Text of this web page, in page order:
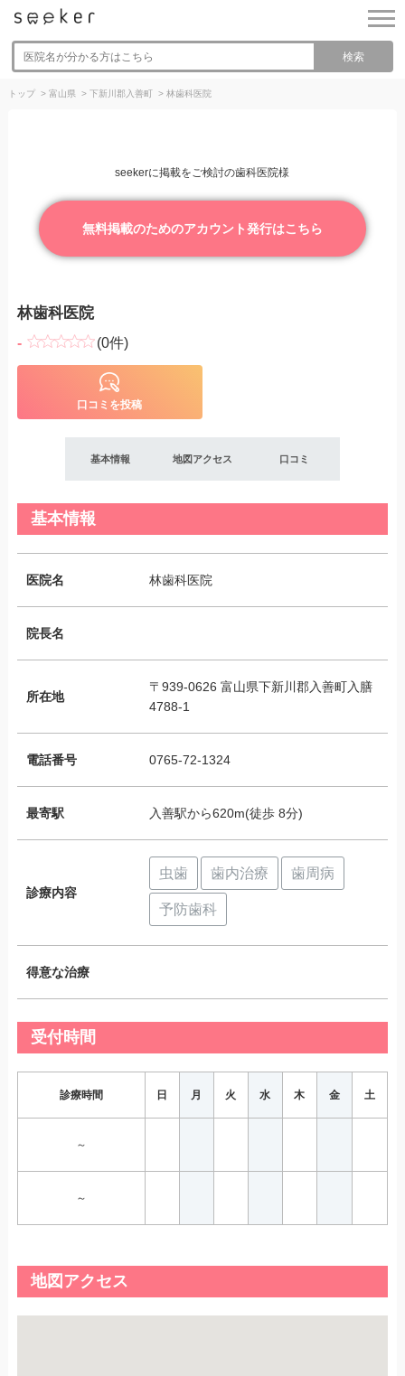
検索
トップ > 富山県 > 下新川郡入善町 > 林歯科医院
seekerに掲載をご検討の歯科医院様
無料掲載のためのアカウント発行はこちら
林歯科医院
- (0件)
口コミを投稿
基本情報 地図アクセス 口コミ
基本情報
医院名 林歯科医院
院長名
所在地
〒939-0626 富山県下新川郡入善町入膳
4788-1
電話番号 0765-72-1324
最寄駅 入善駅から620m(徒歩 8分)
診療内容
虫歯 歯内治療 歯周病
予防歯科
得意な治療
受付時間
診療時間 日 月 火 水 木 金 土
～
～
地図アクセス